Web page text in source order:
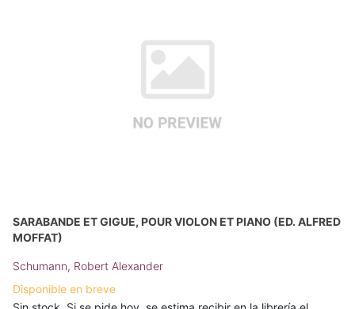
SARABANDE ET GIGUE, POUR VIOLON ET PIANO (ED. ALFRED
MOFFAT)
Schumann, Robert Alexander
Disponible en breve